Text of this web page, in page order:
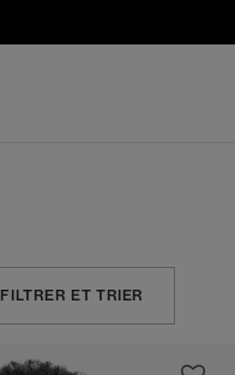
FILTRER ET TRIER